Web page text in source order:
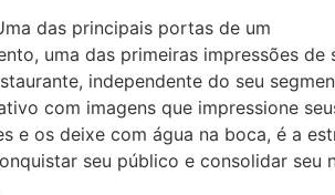
das principais portas de um
uma das primeiras impressões de
independente do seu
com imagens que impressione
e os deixe com água na boca, é a
seu público e consolidar seu